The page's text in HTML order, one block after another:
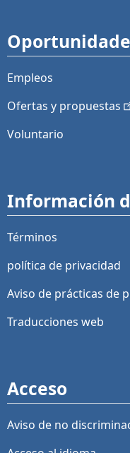
Empleos
Ofertas y propuestas
Voluntario
Información
Términos
política de privacidad
Aviso de prácticas de
Traducciones web
Acceso
Aviso de no